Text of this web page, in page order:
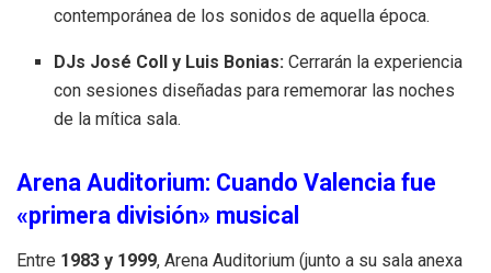
contemporánea de los sonidos de aquella época.
DJs José Coll y Luis Bonias: Cerrarán la experiencia
con sesiones diseñadas para rememorar las noches
de la mítica sala.
Arena Auditorium: Cuando Valencia fue
«primera división» musical
Entre 1983 y 1999, Arena Auditorium (junto a su sala anexa